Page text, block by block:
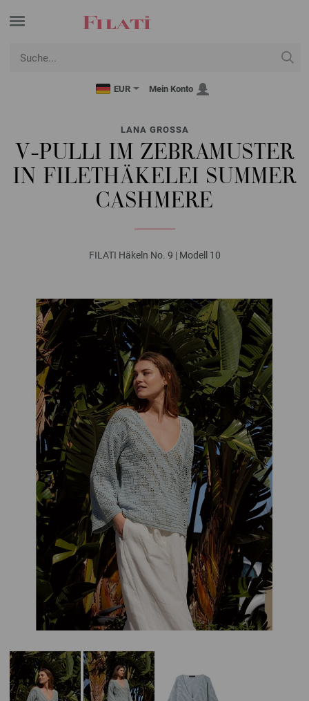
EUR Mein Konto
LANA GROSSA
V-PULLI IM ZEBRAMUSTER
IN FILETHÄKELEI SUMMER
CASHMERE
FILATI Häkeln No. 9 | Modell 10